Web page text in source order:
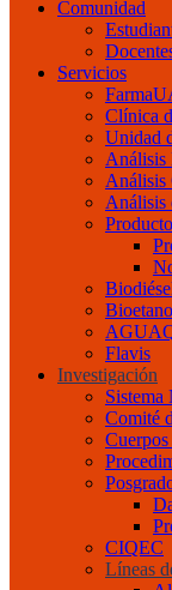
Comunidad
Servicios
Clínica
Unidad
Análisis
Análisis
Análisis
Flavis
Investigación
Sistema
Comité
CIQEC
Líneas